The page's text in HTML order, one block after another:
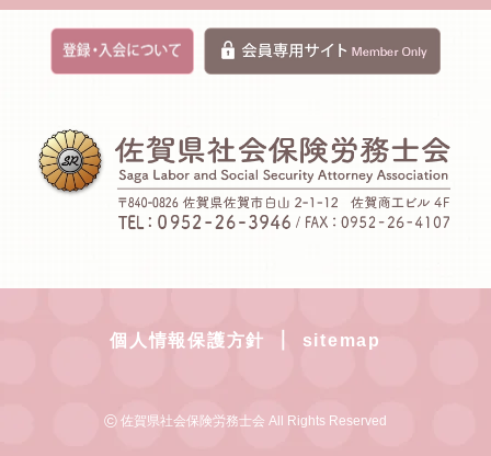
個人情報保護方針 sitemap
© 佐賀県社会保険労務士会 All Rights Reserved